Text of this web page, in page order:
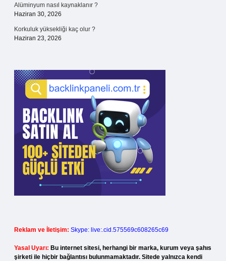
Alüminyum nasıl kaynaklanır ?
Haziran 30, 2026
Korkuluk yüksekliği kaç olur ?
Haziran 23, 2026
Reklam ve İletişim: Skype: live:.cid.575569c608265c69
Yasal Uyarı: Bu internet sitesi, herhangi bir marka, kurum veya şahıs
şirketi ile hiçbir bağlantısı bulunmamaktadır. Sitede yalnızca kendi